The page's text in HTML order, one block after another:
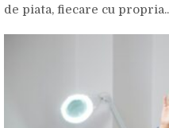
de piata, fiecare cu